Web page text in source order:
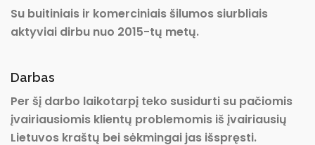
Su buitiniais ir komerciniais šilumos siurbliais
aktyviai dirbu nuo 2015-tų metų.
Darbas
Per šį darbo laikotarpį teko susidurti su pačiomis
įvairiausiomis klientų problemomis iš įvairiausių
Lietuvos kraštų bei sėkmingai jas išspręsti.